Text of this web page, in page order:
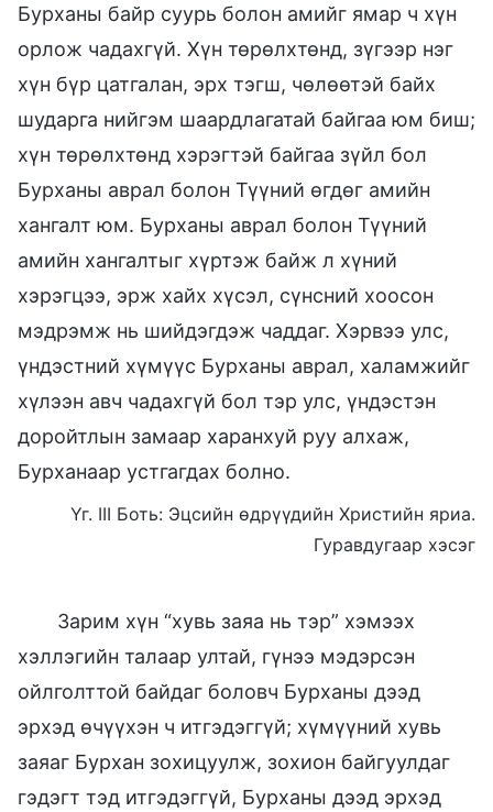
Бурханы байр суурь болон амийг ямар ч хүн
орлож чадахгүй. Хүн төрөлхтөнд, зүгээр нэг
хүн бүр цатгалан, эрх тэгш, чөлөөтэй байх
шударга нийгэм шаардлагатай байгаа юм биш;
хүн төрөлхтөнд хэрэгтэй байгаа зүйл бол
Бурханы аврал болон Түүний өгдөг амийн
хангалт юм. Бурханы аврал болон Түүний
амийн хангалтыг хүртэж байж л хүний
хэрэгцээ, эрж хайх хүсэл, сүнсний хоосон
мэдрэмж нь шийдэгдэж чаддаг. Хэрвээ улс,
үндэстний хүмүүс Бурханы аврал, халамжийг
хүлээн авч чадахгүй бол тэр улс, үндэстэн
доройтлын замаар харанхуй руу алхаж,
Бурханаар устгагдах болно.
Үг. III Боть: Эцсийн өдрүүдийн Христийн яриа.
Гуравдугаар хэсэг
Зарим хүн “хувь заяа нь тэр” хэмээх
хэллэгийн талаар ултай, гүнээ мэдэрсэн
ойлголттой байдаг боловч Бурханы дээд
эрхэд өчүүхэн ч итгэдэггүй; хүмүүний хувь
заяаг Бурхан зохицуулж, зохион байгуулдаг
гэдэгт тэд итгэдэггүй, Бурханы дээд эрхэд